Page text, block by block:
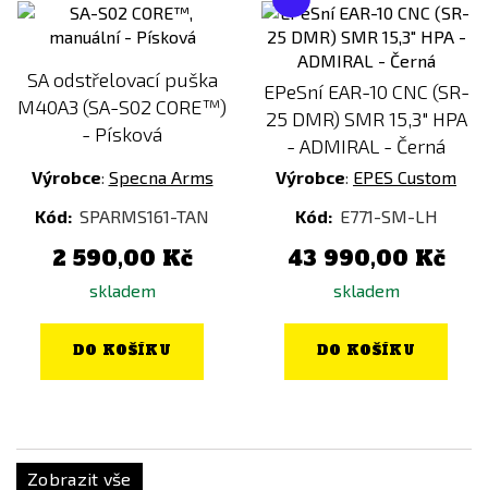
SA odstřelovací puška
M40A3 (SA-S02 CORE™)
- Písková
Výrobce: Specna Arms
Kód: SPARMS161-TAN
2 590,00 Kč
skladem
DO KOŠÍKU
EPeSní EAR-10 CNC (SR-
25 DMR) SMR 15,3" HPA
- ADMIRAL - Černá
Výrobce: EPES Custom
Kód: E771-SM-LH
43 990,00 Kč
skladem
DO KOŠÍKU
Zobrazit vše